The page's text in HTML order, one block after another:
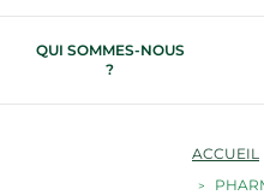
QUI SOMMES-NOUS
?
ACCUEIL